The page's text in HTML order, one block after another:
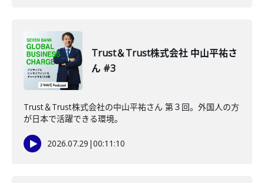
Trust＆Trust株式会社 中山平祐さ
ん #3
Trust＆Trust株式会社の中山平祐さん 第３回。外国人の方
が日本で活躍できる環境。
2026.07.29 |00:11:10